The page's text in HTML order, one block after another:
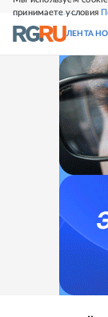
принимаете условия
СВЕЖИЙ НОМЕР
ЛЕНТА